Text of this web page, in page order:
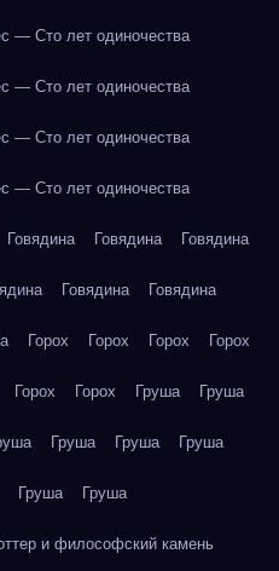
— Сто лет одиночества
— Сто лет одиночества
— Сто лет одиночества
— Сто лет одиночества
Говядина Говядина Говядина
Говядина Говядина
Горох Горох Горох Горох
Горох Горох Груша Груша
Груша Груша Груша
Груша Груша
и философский камень